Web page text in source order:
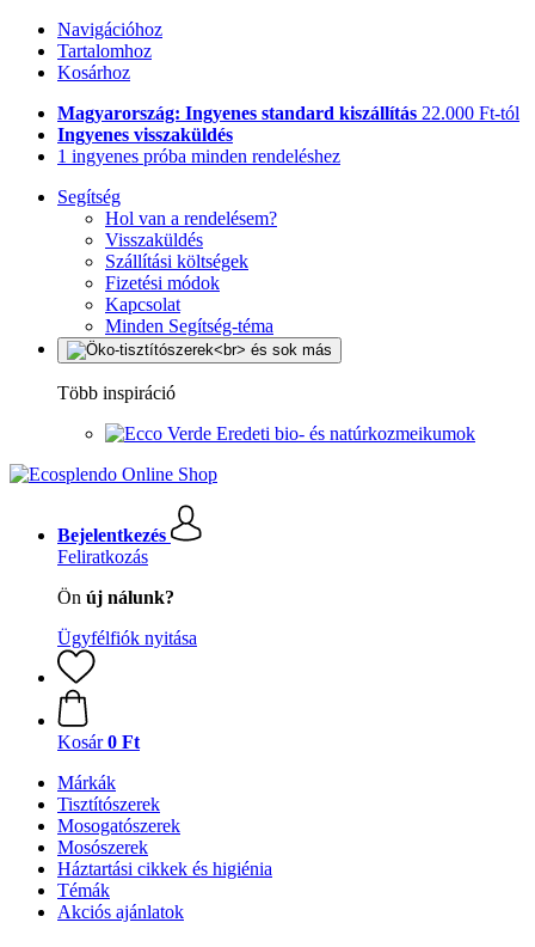
Navigációhoz
Tartalomhoz
Kosárhoz
Magyarország: Ingyenes standard kiszállítás 22.000 Ft-tól
Ingyenes visszaküldés
1 ingyenes próba minden rendeléshez
Segítség
Hol van a rendelésem?
Visszaküldés
Szállítási költségek
Fizetési módok
Kapcsolat
Minden Segítség-téma
Több inspiráció
Eredeti bio- és natúrkozmeikumok
Bejelentkezés
Feliratkozás
Ön új nálunk?
Ügyfélfiók nyitása
Kosár 0 Ft
Márkák
Tisztítószerek
Mosogatószerek
Mosószerek
Háztartási cikkek és higiénia
Témák
Akciós ajánlatok